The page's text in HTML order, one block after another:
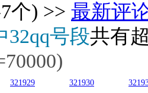
个) >> 最新评
32qq号段共有
321929 321930